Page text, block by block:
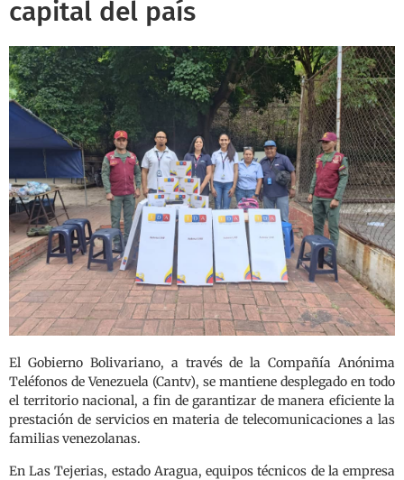
capital del país
El Gobierno Bolivariano, a través de la Compañía Anónima
Teléfonos de Venezuela (Cantv), se mantiene desplegado en todo
el territorio nacional, a fin de garantizar de manera eficiente la
prestación de servicios en materia de telecomunicaciones a las
familias venezolanas.
En Las Tejerias, estado Aragua, equipos técnicos de la empresa